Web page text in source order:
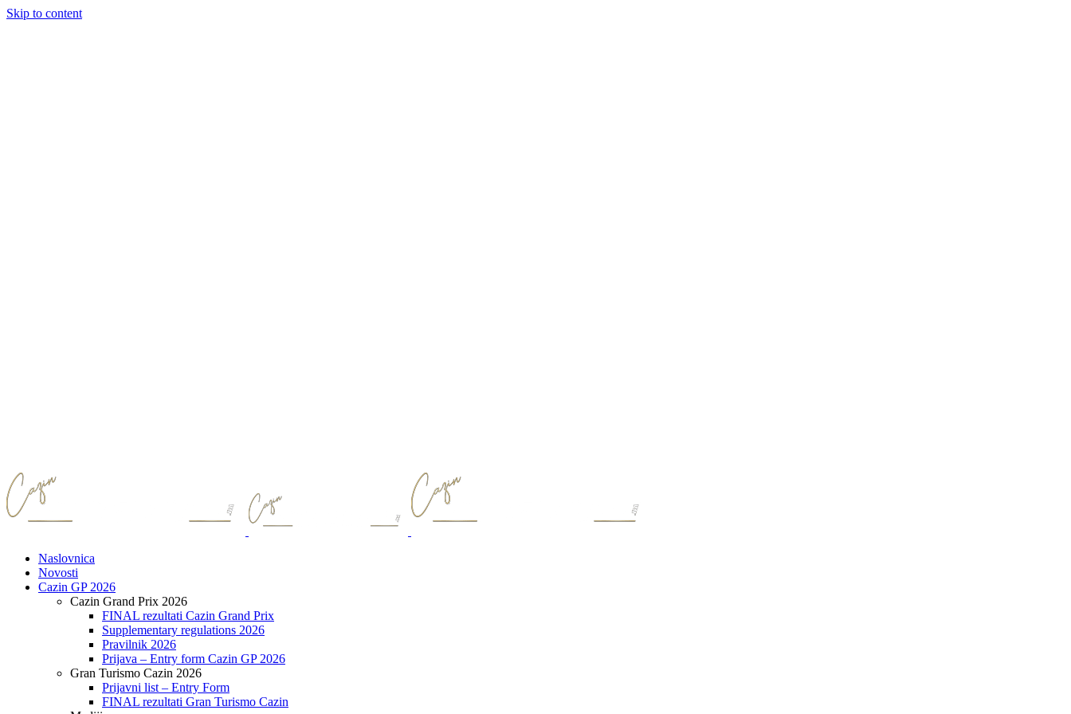
Skip to content
Naslovnica
Novosti
Cazin GP 2026
Cazin Grand Prix 2026
FINAL rezultati Cazin Grand Prix
Supplementary regulations 2026
Pravilnik 2026
Prijava – Entry form Cazin GP 2026
Gran Turismo Cazin 2026
Prijavni list – Entry Form
FINAL rezultati Gran Turismo Cazin